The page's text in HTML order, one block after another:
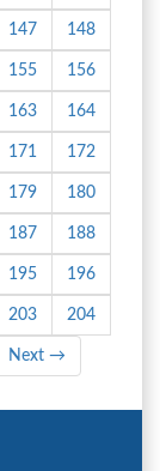
147 148
155 156
163 164
171 172
179 180
187 188
195 196
203 204
Next →